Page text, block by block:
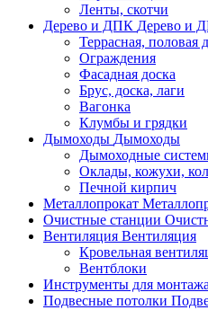
Ленты, скотчи
Дерево и ДПК Дерево и
Террасная, половая
Ограждения
Фасадная доска
Брус, доска, лаги
Вагонка
Клумбы и грядки
Дымоходы Дымоходы
Дымоходные
Оклады, кожухи,
Печной кирпич
Металлопрокат
Очистные станции
Вентиляция Вентиляция
Кровельная
Вентблоки
Инструменты для монтажа
Подвесные потолки